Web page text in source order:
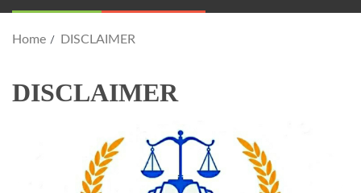
Home DISCLAIMER
DISCLAIMER